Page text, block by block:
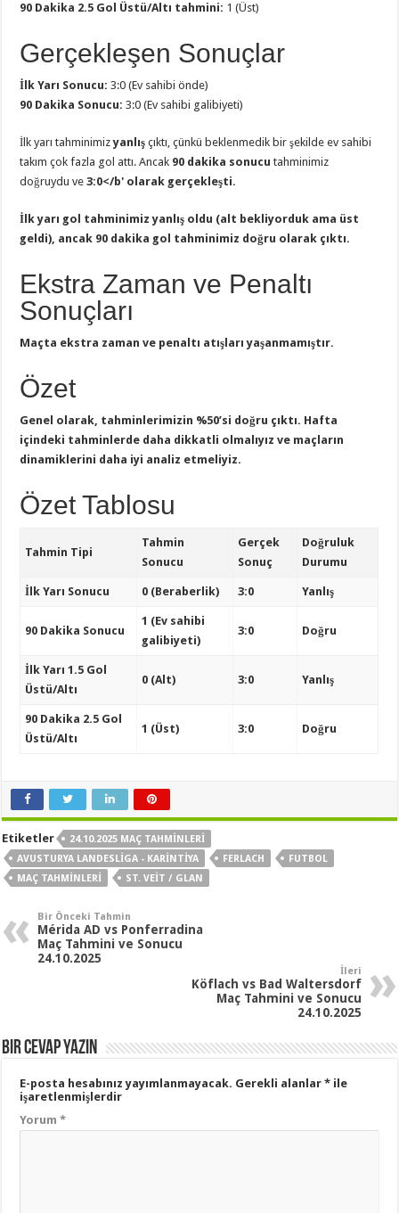
90 Dakika 2.5 Gol Üstü/Altı tahmini: 1 (Üst)
Gerçekleşen Sonuçlar
İlk Yarı Sonucu: 3:0 (Ev sahibi önde)
90 Dakika Sonucu: 3:0 (Ev sahibi galibiyeti)
İlk yarı tahminimizyanlış çıktı, çünkü beklenmedik bir şekilde ev sahibi
takım çok fazla gol attı. Ancak 90 dakika sonucu tahminimiz
doğruydu ve3:0</b' olarak gerçekleşti.
İlk yarı gol tahminimizyanlış oldu (alt bekliyorduk ama üst
geldi), ancak 90 dakika gol tahminimiz doğru olarak çıktı.
Ekstra Zaman ve Penaltı
Sonuçları
Maçta ekstra zaman ve penaltı atışları yaşanmamıştır.
Özet
Genel olarak, tahminlerimizin %50’si doğru çıktı. Hafta
içindeki tahminlerde daha dikkatli olmalıyız ve maçların
dinamiklerini daha iyi analiz etmeliyiz.
Özet Tablosu
Tahmin Tipi
Tahmin
Sonucu
Gerçek
Sonuç
Doğruluk
Durumu
İlk Yarı Sonucu 0 (Beraberlik) 3:0 Yanlış
90 Dakika Sonucu
1 (Ev sahibi
galibiyeti)
3:0 Doğru
İlk Yarı 1.5 Gol
Üstü/Altı
0 (Alt) 3:0 Yanlış
90 Dakika 2.5 Gol
Üstü/Altı
1 (Üst) 3:0 Doğru
Etiketler
24.10.2025 MAÇ TAHMINLERI
AVUSTURYA LANDESLIGA - KARINTIYA
FERLACH
FUTBOL
MAÇ TAHMINLERI
ST. VEIT / GLAN
Bir Önceki Tahmin
Mérida AD vs Ponferradina
Maç Tahmini ve Sonucu
24.10.2025
İleri
Köflach vs Bad Waltersdorf
Maç Tahmini ve Sonucu
24.10.2025
Bir cevap yazın
E-posta hesabınız yayımlanmayacak. Gerekli alanlar* ile
işaretlenmişlerdir
Yorum*